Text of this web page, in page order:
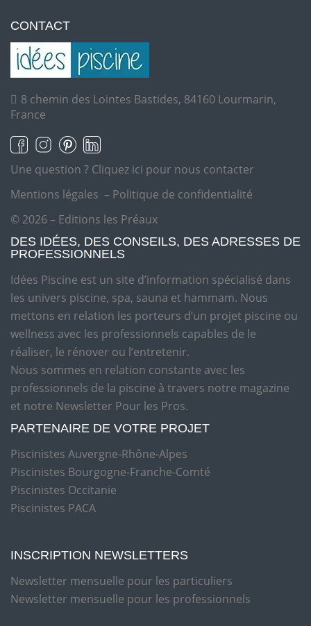
CONTACT
8 chemin des Lointes Bastides, 84160 Lourmarin,
France
Une question ? Cliquez ici pour nous contacter
Mentions légales – Politique de confidentialité
© 2026 – Editions les Préaux
DES IDÉES, DES CONSEILS, DES ADRESSES DE
PROFESSIONNELS
Idées Piscine est un site d’information spécialisé dans
les univers piscine, spa, sauna et hammam. Nous
mettons en relation les porteurs d’un projet piscine ou
wellness avec les professionnels capables de le
réaliser, le rénover ou l’entretenir.
Nous sommes en relation constante avec les
professionnels de la piscine à travers notre magazine
et notre Newsletter Pour les Pros.
PARTENAIRE DE VOTRE PROJET
Piscinistes Auvergne-Rhône-Alpes
Piscinistes Bourgogne-Franche-Comté
Piscinistes Occitanie
Piscinistes PACA
INSCRIPTION NEWSLETTERS
Newsletter mensuelle pour les particuliers
Newsletter mensuelle pour les professionnels